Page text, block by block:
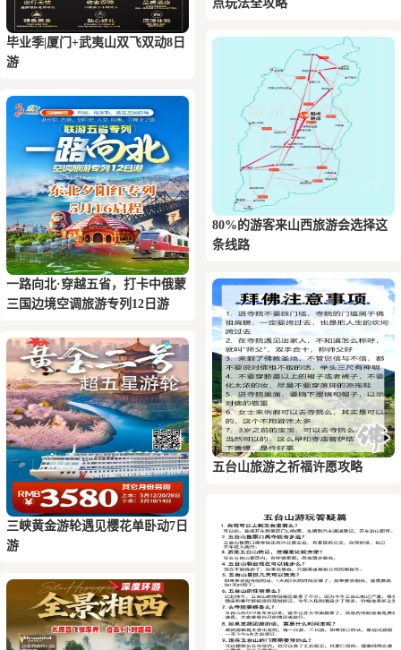
毕业季|厦门+武夷山双飞双动8日
游
一路向北·穿越五省，打卡中俄蒙
三国边境空调旅游专列12日游
三峡黄金游轮遇见樱花单卧动7日
游
点玩法全攻略
80%的游客来山西旅游会选择这
条线路
五台山旅游之祈福许愿攻略